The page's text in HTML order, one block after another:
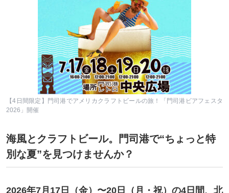
【4日間限定】門司港でアメリカクラフトビールの旅！「門司港ビアフェスタ
2026」開催
海風とクラフトビール。門司港で“ちょっと特
別な夏”を見つけませんか？
2026年7月17日（金）〜20日（月・祝）の4日間、北